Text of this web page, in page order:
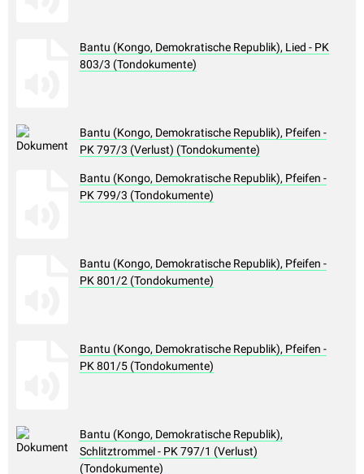
Bantu (Kongo, Demokratische Republik), Lied - PK
803/3 (Tondokumente)
Bantu (Kongo, Demokratische Republik), Pfeifen -
PK 797/3 (Verlust) (Tondokumente)
Bantu (Kongo, Demokratische Republik), Pfeifen -
PK 799/3 (Tondokumente)
Bantu (Kongo, Demokratische Republik), Pfeifen -
PK 801/2 (Tondokumente)
Bantu (Kongo, Demokratische Republik), Pfeifen -
PK 801/5 (Tondokumente)
Bantu (Kongo, Demokratische Republik),
Schlitztrommel - PK 797/1 (Verlust)
(Tondokumente)